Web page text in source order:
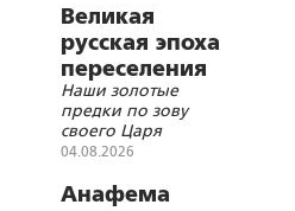
Христа
Великая
русская эпоха
переселения
на восток
Наши золотые
предки по зову
своего Царя
отправились на край
Русь с крестами и
04.08.2026
Анафема